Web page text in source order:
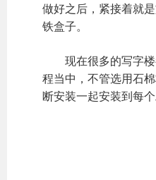
做好之后，紧接着就
铁盒子。
现在很多的写字楼
程当中，不管选用石
断安装一起安装到每